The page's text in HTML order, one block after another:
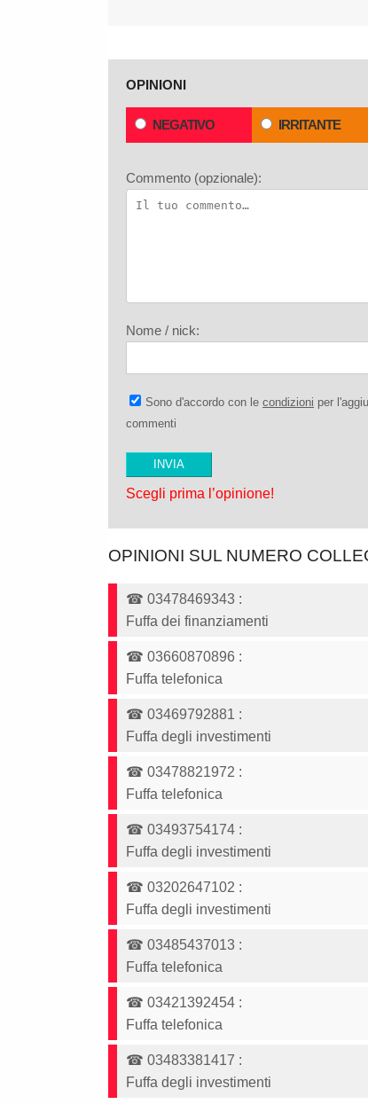
OPINIONI
NEGATIVO IRRITANTE
Commento (opzionale):
Nome / nick:
Sono d'accordo con le condizioni per
commenti
Scegli prima l’opinione!
OPINIONI SUL NUMERO
☎ 03478469343 :
Fuffa dei finanziamenti
☎ 03660870896 :
Fuffa telefonica
☎ 03469792881 :
Fuffa degli investimenti
☎ 03478821972 :
Fuffa telefonica
☎ 03493754174 :
Fuffa degli investimenti
☎ 03202647102 :
Fuffa degli investimenti
☎ 03485437013 :
Fuffa telefonica
☎ 03421392454 :
Fuffa telefonica
☎ 03483381417 :
Fuffa degli investimenti